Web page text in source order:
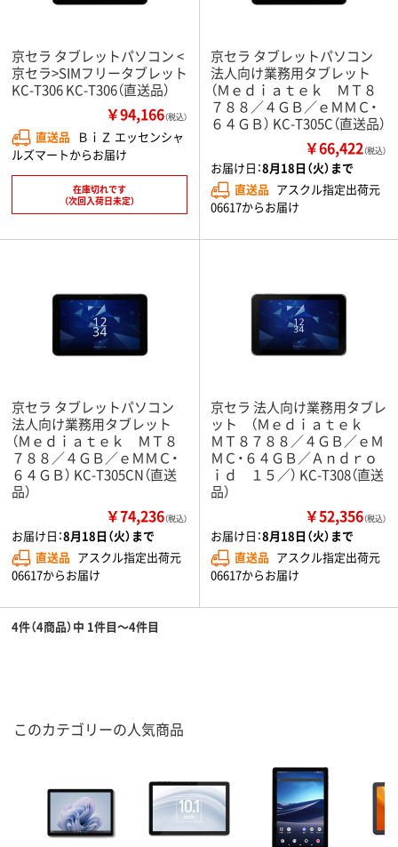
京セラ タブレットパソコン <
京セラ>SIMフリータブレット
KC-T306 KC-T306（直送品）
￥94,166（税込）
直送品
ＢｉＺ エッセンシャ
ルズマートからお届け
在庫切れです
（次回入荷日未定）
京セラ タブレットパソコン
法人向け業務用タブレット
（Ｍｅｄｉａｔｅｋ ＭＴ８
７８８／４ＧＢ／ｅＭＭＣ・
６４ＧＢ） KC-T305C（直送品）
￥66,422（税込）
お届け日：8月18日（火）まで
直送品 アスクル指定出荷元
06617からお届け
京セラ タブレットパソコン
法人向け業務用タブレット
（Ｍｅｄｉａｔｅｋ ＭＴ８
７８８／４ＧＢ／ｅＭＭＣ・
６４ＧＢ） KC-T305CN（直送
品）
￥74,236（税込）
お届け日：8月18日（火）まで
直送品 アスクル指定出荷元
06617からお届け
京セラ 法人向け業務用タブレ
ット （Ｍｅｄｉａｔｅｋ
ＭＴ８７８８／４ＧＢ／ｅＭ
ＭＣ・６４ＧＢ／Ａｎｄｒｏ
ｉｄ １５／） KC-T308（直送
品）
￥52,356（税込）
お届け日：8月18日（火）まで
直送品 アスクル指定出荷元
06617からお届け
4件（4商品）中 1件目～4件目
このカテゴリーの人気商品